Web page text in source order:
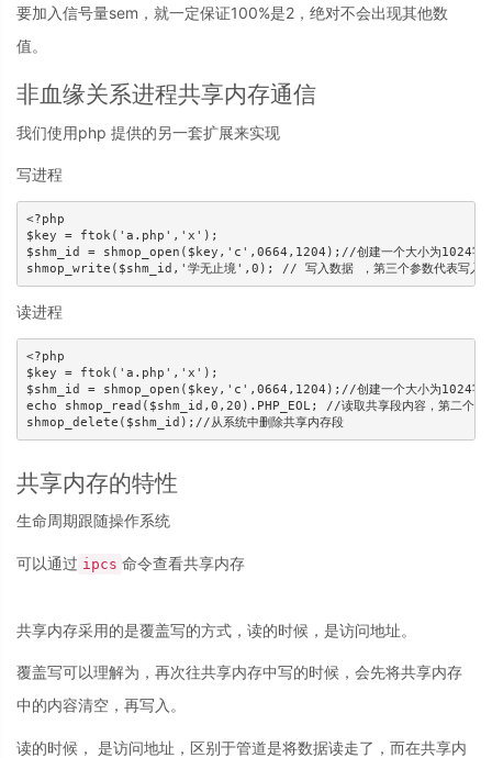
要加入信号量sem，就一定保证100%是2，绝对不会出现其他数
值。
非血缘关系进程共享内存通信
我们使用php 提供的另一套扩展来实现
写进程
<?php
$key = ftok('a.php','x');
$shm_id = shmop_open($key,'c',0664,1204);//创建一个大小为1024字节的共
shmop_write($shm_id,'学无止境',0); // 写入数据 ，第三个参数代表写入数
读进程
<?php
$key = ftok('a.php','x');
$shm_id = shmop_open($key,'c',0664,1204);//创建一个大小为1024字节的共
echo shmop_read($shm_id,0,20).PHP_EOL; //读取共享段内容，第二个参数
shmop_delete($shm_id);//从系统中删除共享内存段
共享内存的特性
生命周期跟随操作系统
可以通过 ipcs 命令查看共享内存
共享内存采用的是覆盖写的方式，读的时候，是访问地址。
覆盖写可以理解为，再次往共享内存中写的时候，会先将共享内存
中的内容清空，再写入。
读的时候， 是访问地址，区别于管道是将数据读走了，而在共享内